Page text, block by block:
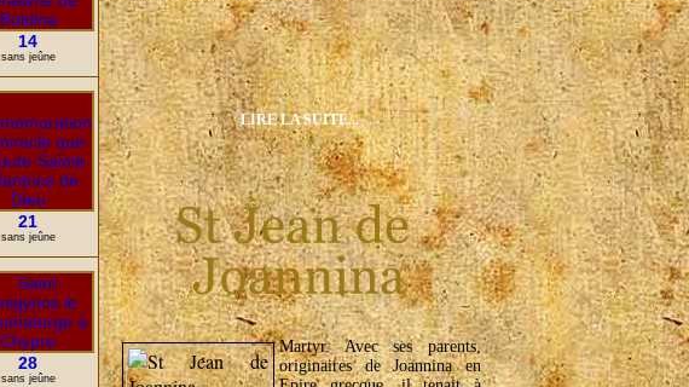
LIRE LA SUITE...
Martyr. Avec ses parents,
originaires de Joannina en
14
sans jeûne
21
sans jeûne
28
sans jeûne